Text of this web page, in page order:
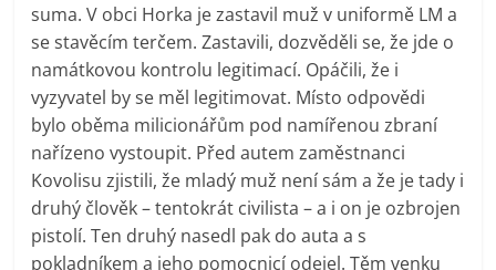
suma. V obci Horka je zastavil muž v uniformě LM a
se stavěcím terčem. Zastavili, dozvěděli se, že jde o
namátkovou kontrolu legitimací. Opáčili, že i
vyzyvatel by se měl legitimovat. Místo odpovědi
bylo oběma milicionářům pod namířenou zbraní
nařízeno vystoupit. Před autem zaměstnanci
Kovolisu zjistili, že mladý muž není sám a že je tady i
druhý člověk – tentokrát civilista – a i on je ozbrojen
pistolí. Ten druhý nasedl pak do auta a s
pokladníkem a jeho pomocnicí odejel. Těm venku